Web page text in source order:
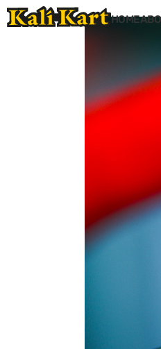
HOME